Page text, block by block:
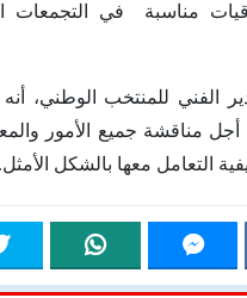
مناسبة في التجمعات
الفني للمنتخب الوطني،
أجل مناقشة جميع الأمور
التعامل معها بالشكل الأمثل.